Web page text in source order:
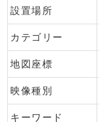
設置場所
カテゴリー
地図座標
映像種別
キーワード